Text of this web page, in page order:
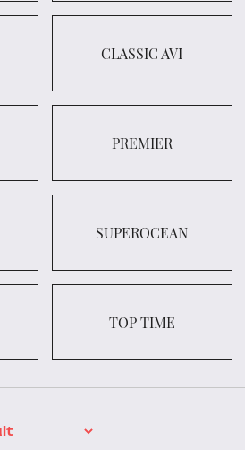
CLASSIC AVI
PREMIER
SUPEROCEAN
TOP TIME